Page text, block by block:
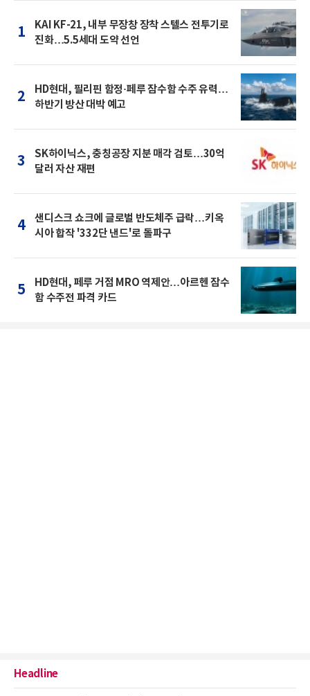
1
KAI KF-21, 내부 무장창 장착 스텔스 전투기로
진화…5.5세대 도약 선언
2
HD현대, 필리핀 함정·페루 잠수함 수주 유력…
하반기 방산 대박 예고
3
SK하이닉스, 충칭공장 지분 매각 검토…30억
달러 자산 재편
4
샌디스크 쇼크에 글로벌 반도체주 급락…키옥
시아 합작 '332단 낸드'로 돌파구
5
HD현대, 페루 거점 MRO 역제안…아르헨 잠수
함 수주전 파격 카드
Headline